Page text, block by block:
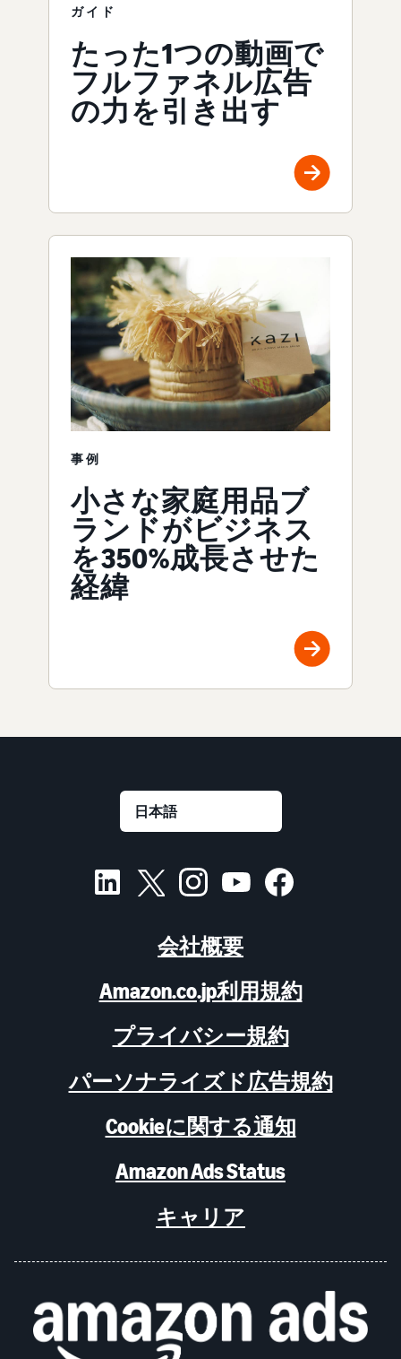
ガイド
たった1つの動画で
フルファネル広告
の力を引き出す
事例
小さな家庭用品ブ
ランドがビジネス
を350%成長させた
経緯
会社概要
Amazon.co.jp利用規約
プライバシー規約
パーソナライズド広告規約
Cookieに関する通知
Amazon Ads Status
キャリア